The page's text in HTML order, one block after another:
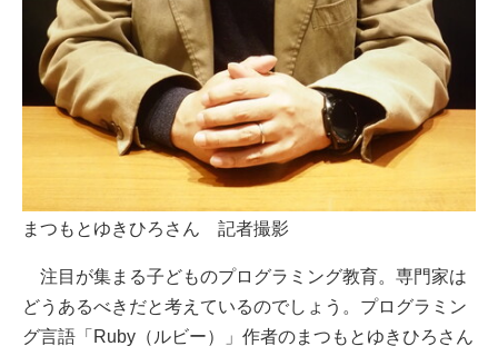
まつもとゆきひろさん 記者撮影
注目が集まる子どものプログラミング教育。専門家は
どうあるべきだと考えているのでしょう。プログラミン
グ言語「Ruby（ルビー）」作者のまつもとゆきひろさん